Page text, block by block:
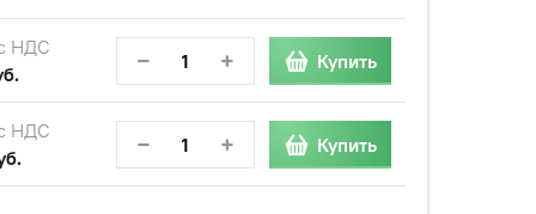
НДС
− + Купить
НДС
− + Купить